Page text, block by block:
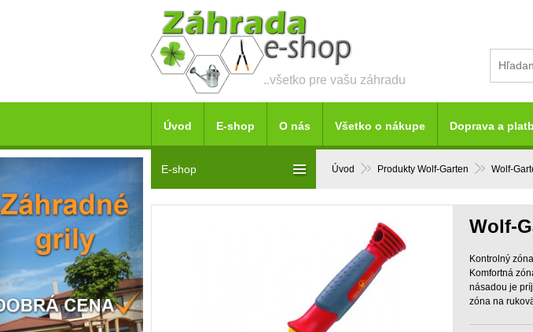
..všetko pre vašu záhradu
Úvod Produkty Wolf-Garten Wolf-
Wolf-
Kontrolný
Komfortná
násadou je
zóna na
E-shop
Úvod E-shop O nás Všetko o nákupe Doprava a